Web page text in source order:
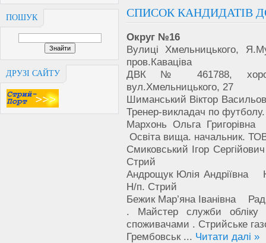
ПОШУК
ДРУЗІ САЙТУ
СПИСОК КАНДИДАТІВ
Округ №16
Вулиці Хмельницького,
пров.Каваціва
ДВК № 461788,
вул.Хмельницького, 27
Шиманський Віктор
Тренер-викладач по
Мархонь Ольга
Освіта вища. начальник.
Смиковський Ігор
Стрий
Андрощук Юлія
Н/п. Стрий
Бежик Мар’яна Іванівна
. Майстер служби обліку
споживачами . Стрийське
Грембовськ ... Читати далі »